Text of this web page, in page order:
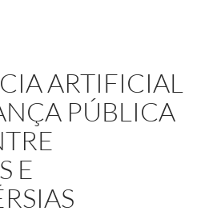
ARTIFICIAL
PÚBLICA
E